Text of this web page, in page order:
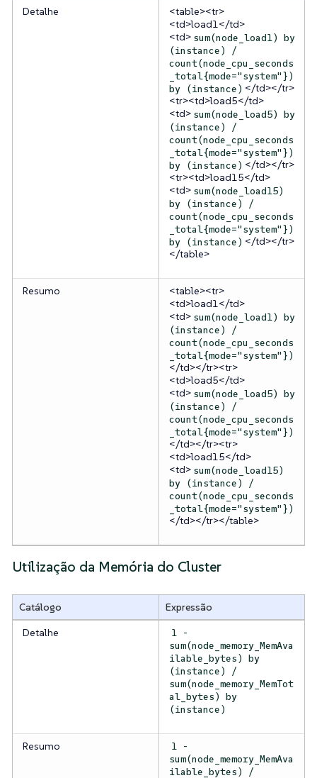
Detalhe
<table><tr>
<td>load1</td>
<td> sum(node_load1) by
(instance) /
count(node_cpu_seconds
_total{mode="system"})
by (instance) </td></tr>
<tr><td>load5</td>
<td> sum(node_load5) by
(instance) /
count(node_cpu_seconds
_total{mode="system"})
by (instance) </td></tr>
<tr><td>load15</td>
<td> sum(node_load15)
by (instance) /
count(node_cpu_seconds
_total{mode="system"})
by (instance) </td></tr>
</table>
Resumo
<table><tr>
<td>load1</td>
<td> sum(node_load1) by
(instance) /
count(node_cpu_seconds
_total{mode="system"})
</td></tr><tr>
<td>load5</td>
<td> sum(node_load5) by
(instance) /
count(node_cpu_seconds
_total{mode="system"})
</td></tr><tr>
<td>load15</td>
<td> sum(node_load15)
by (instance) /
count(node_cpu_seconds
_total{mode="system"})
</td></tr></table>
Utilização da Memória do Cluster
Catálogo
Expressão
Detalhe
1 -
sum(node_memory_MemAva
ilable_bytes) by
(instance) /
sum(node_memory_MemTot
al_bytes) by
(instance)
Resumo
1 -
sum(node_memory_MemAva
ilable_bytes) /